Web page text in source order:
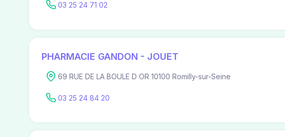
03 25 24 71 02
PHARMACIE GANDON - JOUET
69 RUE DE LA BOULE D OR 10100 Romilly-sur-Seine
03 25 24 84 20